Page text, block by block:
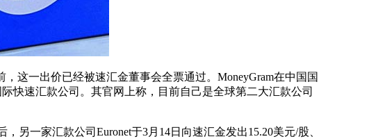
这一出价已经被速汇金董事会全票通过。MoneyGram在中国国
快速汇款公司。其官网上称，目前自己是全球第二大汇款公司
一家汇款公司Euronet于3月14日向速汇金发出15.20美元/股、